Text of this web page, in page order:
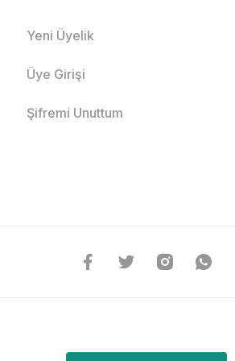
Yeni Üyelik
Üye Girişi
Şifremi Unuttum